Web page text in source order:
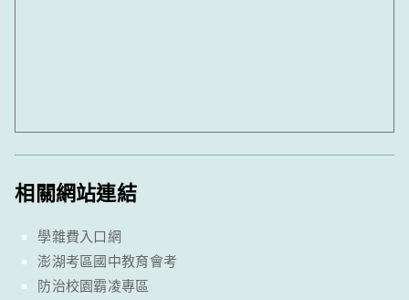
相關網站連結
學雜費入口網
澎湖考區國中教育會考
防治校園霸凌專區